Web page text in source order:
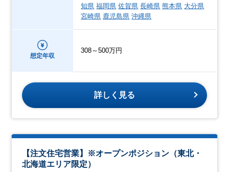
知県 福岡県 佐賀県 長崎県 熊本県 大分県
宮崎県 鹿児島県 沖縄県
想定年収
308～500万円
詳しく見る
【注文住宅営業】※オープンポジション（東北・
北海道エリア限定）